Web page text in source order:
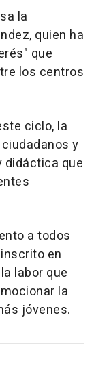
la
quien ha
que
los centros
ciclo, la
y
didáctica que
a todos
en
labor que
la
jóvenes.